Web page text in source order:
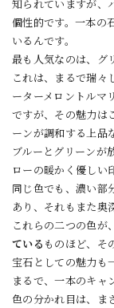
知られていますが、
個性的です。一本の
いるんです。
最も人気なのは、グ
これは、まるで瑞々
ーターメロントルマ
ですが、その魅力は
ーンが調和する上品
ブルーとグリーンが
ローの暖かく優しい
同じ色でも、濃い部
あり、それもまた奥
これらの二つの色が
ている ものほど、そ
宝石としての魅力も
まるで、一本のキャ
色の分かれ目は、ま